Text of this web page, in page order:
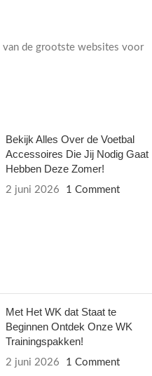
van de grootste websites voor
Bekijk Alles Over de Voetbal
Accessoires Die Jij Nodig Gaat
Hebben Deze Zomer!
2 juni 2026 1 Comment
Met Het WK dat Staat te
Beginnen Ontdek Onze WK
Trainingspakken!
2 juni 2026 1 Comment